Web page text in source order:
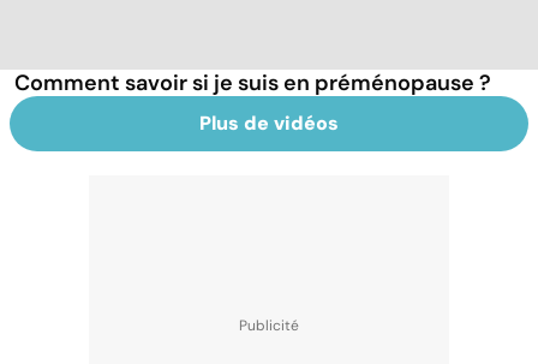
Comment savoir si je suis en préménopause ?
Plus de vidéos